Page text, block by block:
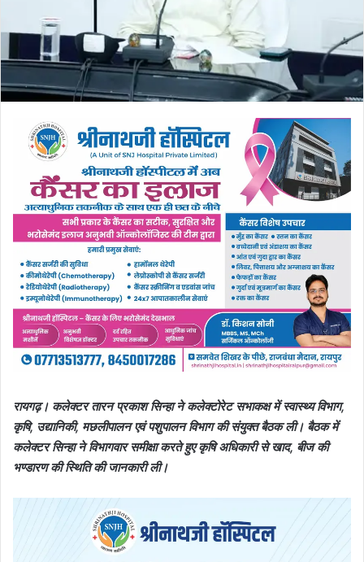
रायगढ़। कलेक्टर तारन प्रकाश सिन्हा ने कलेक्टोरेट सभाकक्ष में स्वास्थ्य विभाग,
कृषि, उद्यानिकी, मछलीपालन एवं पशुपालन विभाग की संयुक्त बैठक ली। बैठक में
कलेक्टर सिन्हा ने विभागवार समीक्षा करते हुए कृषि अधिकारी से खाद, बीज की
भण्डारण की स्थिति की जानकारी ली।